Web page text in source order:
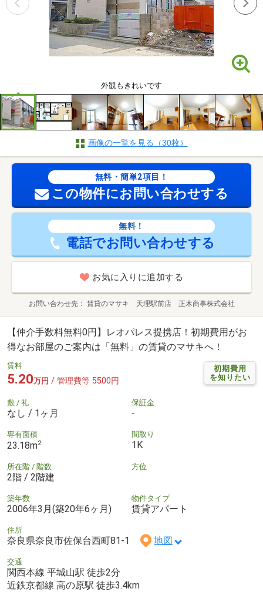
外観もきれいです
画像の一覧を見る（30枚）
無料・簡単2項目！
この物件にお問い合わせする
無料！
電話でお問い合わせする
お気に入りに追加する
お問い合わせ先 賃貸のマサキ 天理駅前店 正木商事株式会社
【仲介手数料無料0円】レオパレス提携店！初期費用がお
得なお部屋のご案内は「無料」の賃貸のマサキへ！
初期費用
を知りたい
賃料
5.20万円 / 管理費等 5500円
敷 / 礼
なし / 1ヶ月
保証金
-
専有面積
23.18m2
間取り
1K
所在階 / 階数
2階 / 2階建
方位
築年数
2006年3月(築20年6ヶ月)
物件タイプ
賃貸アパート
住所
奈良県奈良市佐保台西町81-1 地図
交通
関西本線 平城山駅 徒歩2分
近鉄京都線 高の原駅 徒歩3.4km